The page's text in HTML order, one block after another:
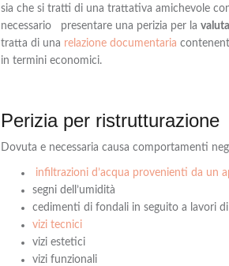
sia che si tratti di una trattativa amichevole con
necessario presentare una perizia per la
tratta di una relazione documentaria
in termini economici.
Perizia per ristrutturazione
Dovuta e necessaria causa comportamenti
infiltrazioni d’acqua provenienti da un
segni dell’umidità
cedimenti di fondali in seguito a lavori
vizi tecnici
vizi estetici
vizi funzionali